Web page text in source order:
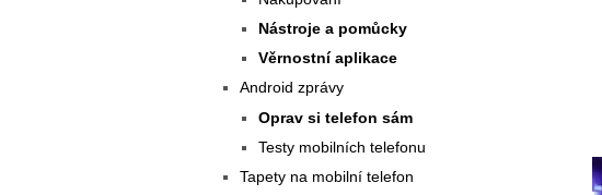
Nástroje a pomůcky
Věrnostní aplikace
Android zprávy
Oprav si telefon sám
Testy mobilních telefonu
Tapety na mobilní telefon